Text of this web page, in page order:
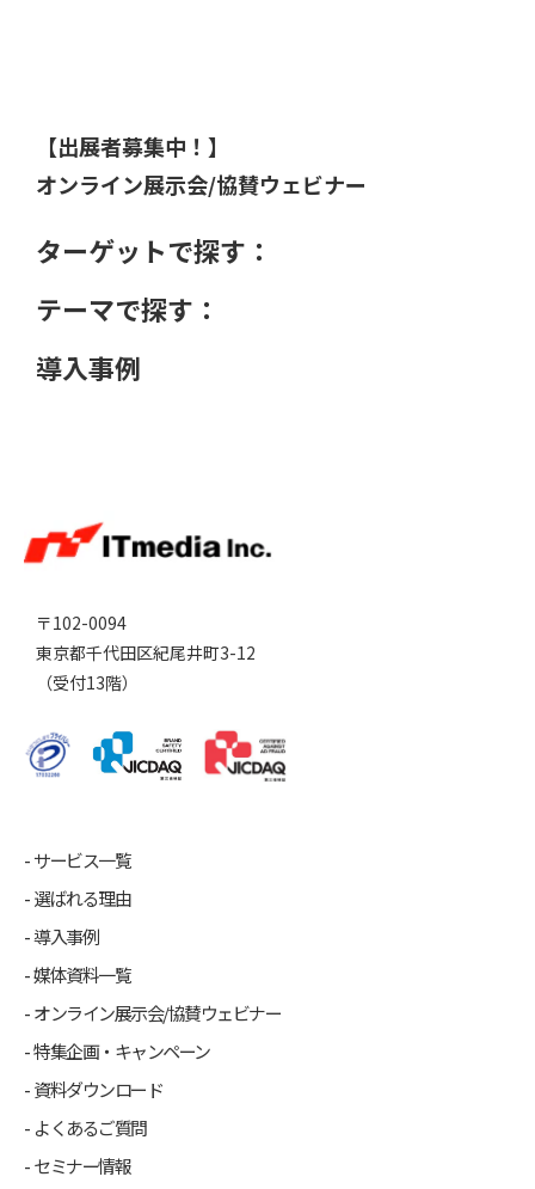
【出展者募集中！】
オンライン展示会/協賛ウェビナー
ターゲットで探す：
テーマで探す：
導入事例
〒102-0094
東京都千代田区紀尾井町3-12
（受付13階）
サービス一覧
選ばれる理由
導入事例
媒体資料一覧
オンライン展示会/協賛ウェビナー
特集企画・キャンペーン
資料ダウンロード
よくあるご質問
セミナー情報